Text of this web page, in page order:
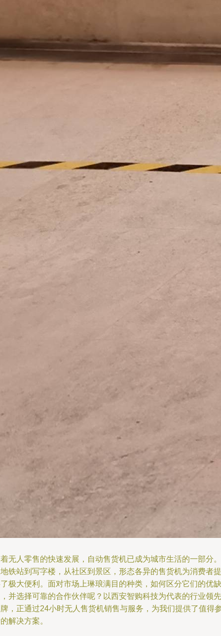
无人零售的快速发展，自动售货机已成为城市生活的一部分。
铁站到写字楼，从社区到景区，形态各异的售货机为消费者提
极大便利。面对市场上琳琅满目的种类，如何区分它们的优缺
并选择可靠的合作伙伴呢？以西安智购科技为代表的行业领先
，正通过24小时无人售货机销售与服务，为我们提供了值得
解决方案。